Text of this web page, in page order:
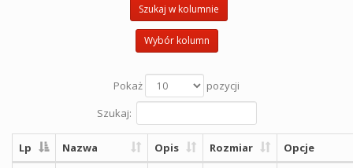
Szukaj w kolumnie
Wybór kolumn
Pokaż
pozycji
Szukaj:
Lp Nazwa Opis Rozmiar Opcje